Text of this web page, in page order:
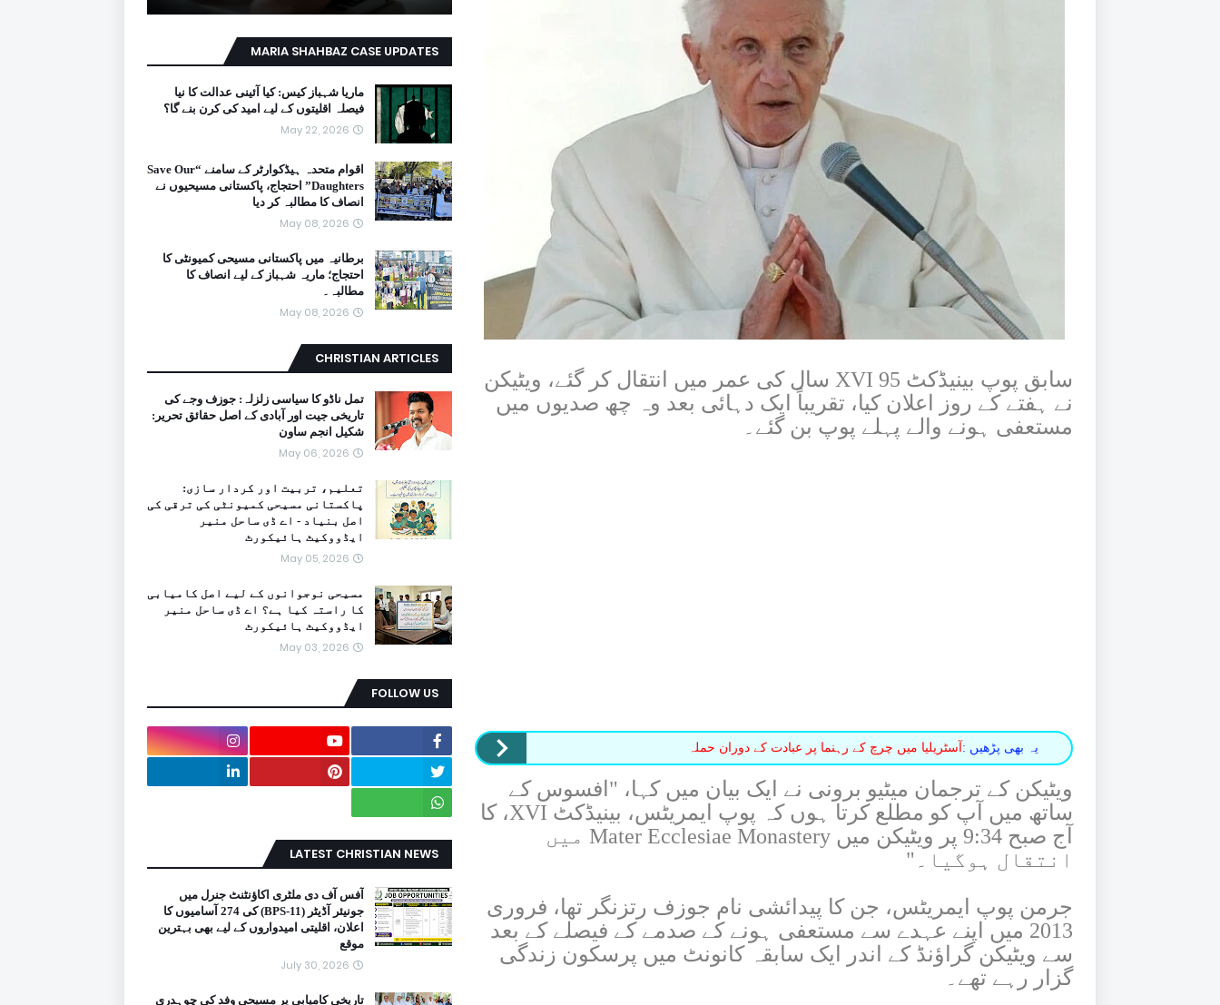
سابق پوپ بینیڈکٹ XVI 95 سال کی عمر میں انتقال کر گئے، ویٹیکن
نے ہفتے کے روز اعلان کیا، تقریباً ایک دہائی بعد وہ چھ صدیوں میں
مستعفی ہونے والے پہلے پوپ بن گئے۔
یہ بھی پڑھیں : آسٹریلیا میں چرچ کے رہنما پر عبادت کے دوران حملہ
ویٹیکن کے ترجمان میٹیو برونی نے ایک بیان میں کہا، "افسوس کے
ساتھ میں آپ کو مطلع کرتا ہوں کہ پوپ ایمریٹس، بینیڈکٹ XVI، کا
آج صبح 9:34 پر ویٹیکن میں Mater Ecclesiae Monastery میں
انتقال ہوگیا۔"
جرمن پوپ ایمریٹس، جن کا پیدائشی نام جوزف رتزنگر تھا، فروری
2013 میں اپنے عہدے سے مستعفی ہونے کے صدمے کے فیصلے کے بعد
سے ویٹیکن گراؤنڈ کے اندر ایک سابقہ ​​کانونٹ میں پرسکون زندگی
گزار رہے تھے۔
MARIA SHAHBAZ CASE UPDATES
ماریا شہباز کیس: کیا آئینی عدالت کا نیا
فیصلہ اقلیتوں کے لیے امید کی کرن بنے گا؟
May 22, 2026
اقوام متحدہ ہیڈکوارٹر کے سامنے “Save Our
Daughters” احتجاج، پاکستانی مسیحیوں نے
انصاف کا مطالبہ کر دیا
May 08, 2026
برطانیہ میں پاکستانی مسیحی کمیونٹی کا
احتجاج؛ ماریہ شہباز کے لیے انصاف کا
مطالبہ۔
May 08, 2026
CHRISTIAN ARTICLES
تمل ناڈو کا سیاسی زلزلہ: جوزف وجے کی
تاریخی جیت اور آبادی کے اصل حقائق تحریر:
شکیل انجم ساون
May 06, 2026
تعلیم، تربیت اور کردار سازی:
پاکستانی مسیحی کمیونٹی کی ترقی کی
اصل بنیاد - اے ڈی ساحل منیر
ایڈووکیٹ ہائیکورٹ
May 05, 2026
مسیحی نوجوانوں کے لیے اصل کامیابی
کا راستہ کیا ہے؟ اے ڈی ساحل منیر
ایڈووکیٹ ہائیکورٹ
May 03, 2026
FOLLOW US
LATEST CHRISTIAN NEWS
آفس آف دی ملٹری اکاؤنٹنٹ جنرل میں
جونیئر آڈیٹر (BPS-11) کی 274 آسامیوں کا
اعلان، اقلیتی امیدواروں کے لیے بھی بہترین
موقع
July 30, 2026
تاریخی کامیابی پر مسیحی وفد کی چوہدری